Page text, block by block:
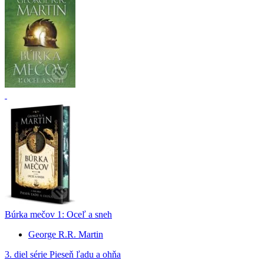
Búrka mečov 1: Oceľ a sneh
George R.R. Martin
3. diel série Pieseň ľadu a ohňa